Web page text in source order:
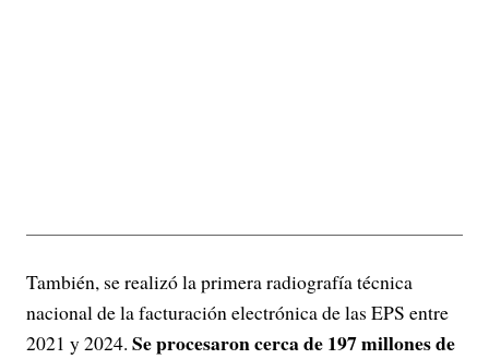
También, se realizó la primera radiografía técnica
nacional de la facturación electrónica de las EPS entre
2021 y 2024. Se procesaron cerca de 197 millones de